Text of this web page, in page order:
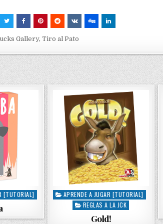
Gallery,Tiro al Pato
[TUTORIAL]
P
APRENDE A JUGAR [TUTORIAL]
REGLAS A LA JCK
Gold!